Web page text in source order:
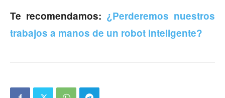
Te recomendamos: ¿Perderemos nuestros
trabajos a manos de un robot inteligente?